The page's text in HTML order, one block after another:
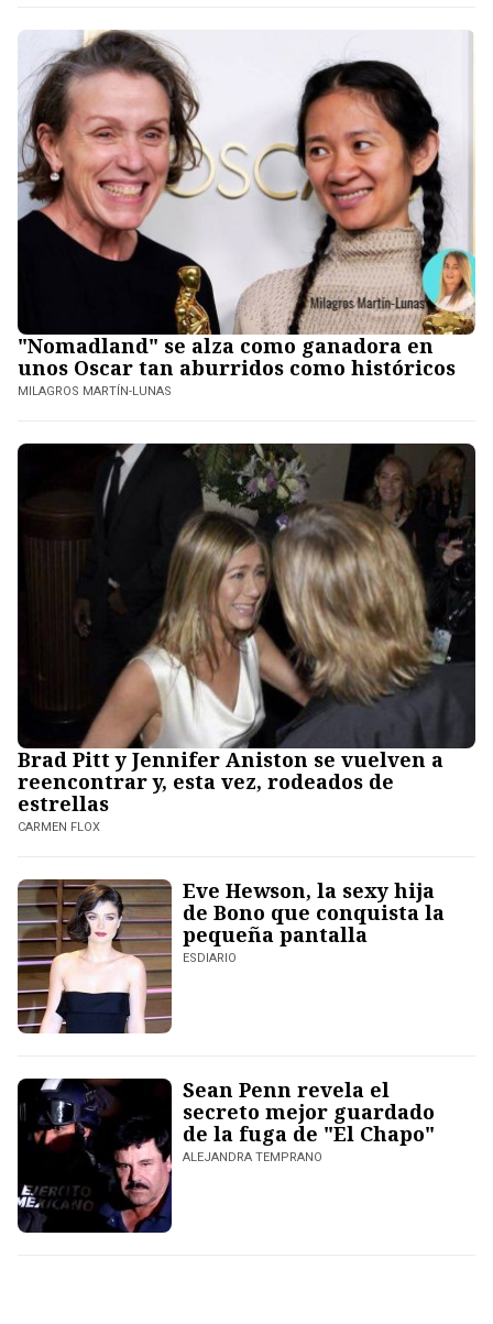
"Nomadland" se alza como ganadora en
unos Oscar tan aburridos como históricos
MILAGROS MARTÍN-LUNAS
Brad Pitt y Jennifer Aniston se vuelven a
reencontrar y, esta vez, rodeados de
estrellas
CARMEN FLOX
Eve Hewson, la sexy hija
de Bono que conquista la
pequeña pantalla
ESDIARIO
Sean Penn revela el
secreto mejor guardado
de la fuga de "El Chapo"
ALEJANDRA TEMPRANO